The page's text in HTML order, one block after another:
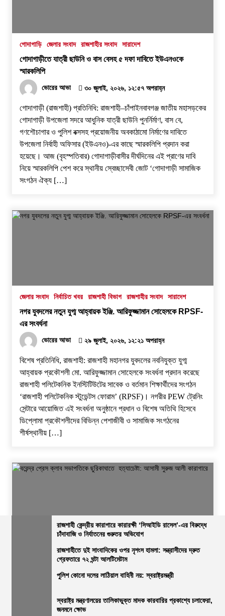
গোদাগাড়ি জেলার সংবাদ রাজশাহীর সংবাদ সারাদেশ
গোদাগাড়ীতে যাত্রী ছাউনি ও বাস বেসহ ৫ দফা দাবিতে ইউএনওকে
স্মারকলিপি
ভোরের আভা ৩০ জুলাই, ২০২৬, ১২:৫৭ অপরাহ্ন
গোদাগাড়ী (রাজশাহী) প্রতিনিধি: রাজশাহী–চাঁপাইনবাবগঞ্জ জাতীয় মহাসড়কের
গোদাগাড়ী উপজেলা সদরে আধুনিক যাত্রী ছাউনি পুনর্নির্মাণ, বাস বে,
গণশৌচাগার ও পুলিশ বক্সসহ প্রয়োজনীয় অবকাঠামো নির্মাণের দাবিতে
উপজেলা নির্বাহী অফিসার (ইউএনও)-এর কাছে স্মারকলিপি প্রদান করা
হয়েছে। ​আজ (বৃহস্পতিবার) গোদাগাড়ীবাসীর দীর্ঘদিনের এই প্রাণের দাবি
নিয়ে স্মারকলিপি পেশ করে স্থানীয় স্বেচ্ছাসেবী জোট ‘গোদাগাড়ী সামাজিক
সংগঠন ঐক্য […]
জেলার সংবাদ নির্বাচিত খবর রাজশাহী বিভাগ রাজশাহীর সংবাদ সারাদেশ
নগর যুবদলের নতুন যুগ্ম আহ্বায়ক ইঞ্জি. আরিফুজ্জামান সোহেলকে RPSF-
এর সংবর্ধনা
ভোরের আভা ২৯ জুলাই, ২০২৬, ১২:২১ অপরাহ্ন
বিশেষ প্রতিনিধি, রাজশাহী: রাজশাহী মহানগর যুবদলের নবনিযুক্ত যুগ্ম
আহ্বায়ক প্রকৌশলী মো. আরিফুজ্জামান সোহেলকে সংবর্ধনা প্রদান করেছে
রাজশাহী পলিটেকনিক ইনস্টিটিউটের সাবেক ও বর্তমান শিক্ষার্থীদের সংগঠন
‘রাজশাহী পলিটেকনিক স্টুডেন্টস ফোরাম’ (RPSF)। ​নগরীর PEW ট্রেনিং
সেন্টারে আয়োজিত এই সংবর্ধনা অনুষ্ঠানে প্রধান ও বিশেষ অতিথি হিসেবে
ডিপ্লোমা প্রকৌশলীদের বিভিন্ন পেশাজীবী ও সামাজিক সংগঠনের
শীর্ষস্থানীয় […]
নির্বাচিত খবর রাজশাহীর সংবাদ সারাদেশ
বরেন্দ্র প্রেস ক্লাব সভাপতিকে ছুরিকাঘাতে হত্যাচেষ্টা: আসামী সুরুজ আলী
নিজস্ব প্রতিবেদক, রাজশাহী: ​রাজশাহী বরেন্দ্র প্রেস ক্লাবে বেআইনি
রাজশাহী কেন্দ্রীয় কারাগারে কারারক্ষী ‘সিআইডি রাসেল’-এর বিরুদ্ধে
চাঁদাবাজি ও নির্যাতনের গুরুতর অভিযোগ
রাজশাহীতে দুই সাংবাদিকের ওপর নৃশংস হামলা: সন্ত্রাসীদের দ্রুত
গ্রেফতারে ৭২ ঘন্টা আলটিমেটাম
পুলিশ কোনো দলের লাঠিয়াল বাহিনী নয়: স্বরাষ্ট্রমন্ত্রী
স্বরাষ্ট্র মন্ত্রণালয়ের তালিকাভুক্ত মাদক কারবারির প্রকাশ্যে চলাফেরা,
জনমনে ক্ষোভ